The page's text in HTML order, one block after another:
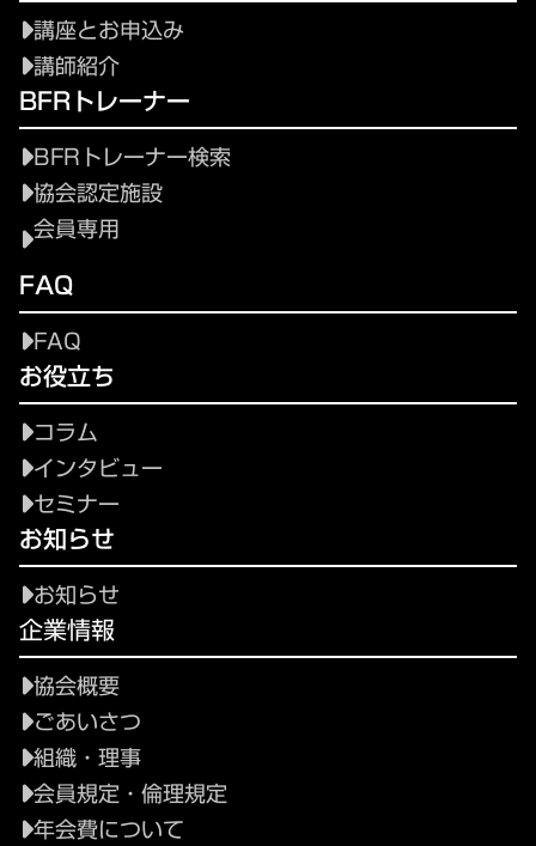
講座とお申込み
講師紹介
BFRトレーナー
BFRトレーナー検索
協会認定施設
会員専用
FAQ
FAQ
お役立ち
コラム
インタビュー
セミナー
お知らせ
お知らせ
企業情報
協会概要
ごあいさつ
組織・理事
会員規定・倫理規定
年会費について